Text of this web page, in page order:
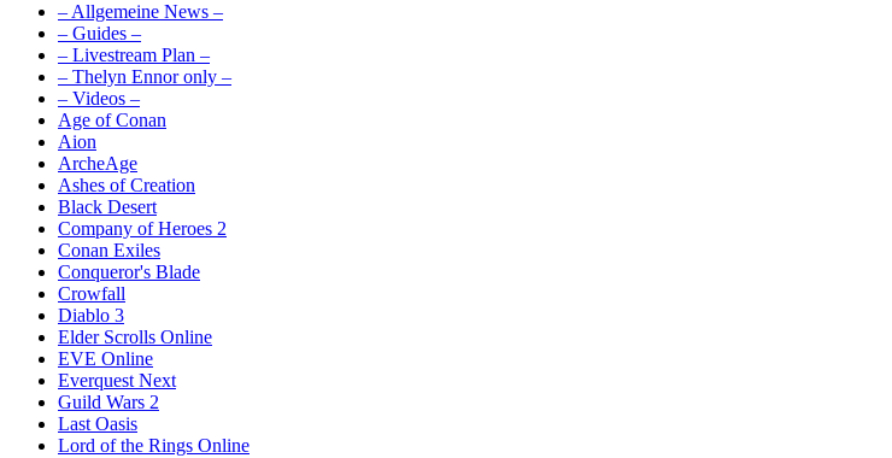
– Allgemeine News –
– Guides –
– Livestream Plan –
– Thelyn Ennor only –
– Videos –
Age of Conan
Aion
ArcheAge
Ashes of Creation
Black Desert
Company of Heroes 2
Conan Exiles
Conqueror's Blade
Crowfall
Diablo 3
Elder Scrolls Online
EVE Online
Everquest Next
Guild Wars 2
Last Oasis
Lord of the Rings Online